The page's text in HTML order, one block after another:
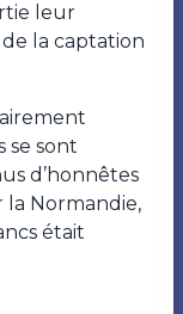
leur
la captation
se sont
d’honnêtes
Normandie,
était